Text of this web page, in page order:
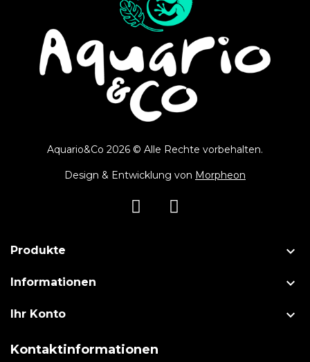
Aquario&Co 2026 © Alle Rechte vorbehalten.
Design & Entwicklung von Morpheon
Produkte 
Informationen 
Ihr Konto 
Kontaktinformationen